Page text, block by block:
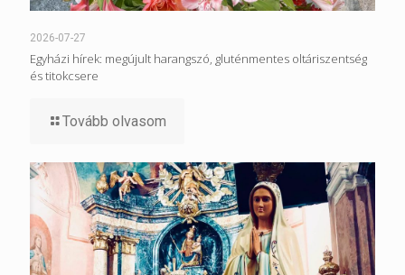
2026-07-27
Egyházi hírek: megújult harangszó, gluténmentes oltáriszentség
és titokcsere
Tovább olvasom